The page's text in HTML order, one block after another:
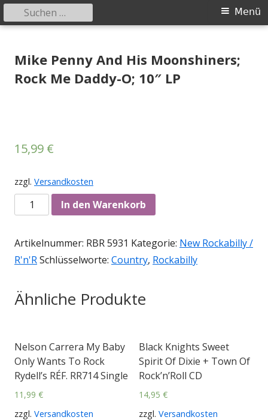
zum
Primäres
Menü
Suchen
nach:
Mike Penny And His Moonshiners;
Rock Me Daddy-O; 10″ LP
15,99 €
zzgl. Versandkosten
Anzahl In den Warenkorb
Artikelnummer: RBR 5931 Kategorie: New Rockabilly /
R'n'RSchlüsselworte: Country, Rockabilly
Ähnliche Produkte
Nelson Carrera My Baby
Only Wants To Rock
Rydell’s RÉF. RR714 Single
11,99 €
zzgl. Versandkosten
Black Knights Sweet
Spirit Of Dixie + Town Of
Rock’n’Roll CD
14,95 €
zzgl. Versandkosten